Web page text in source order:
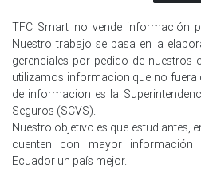
TFC Smart no vende información
Nuestro trabajo se basa en la
gerenciales por pedido de nuestros
utilizamos informacion que no fuera
de informacion es la
Seguros (SCVS).
Nuestro objetivo es que estudiantes,
cuenten con mayor información
Ecuador un país mejor.